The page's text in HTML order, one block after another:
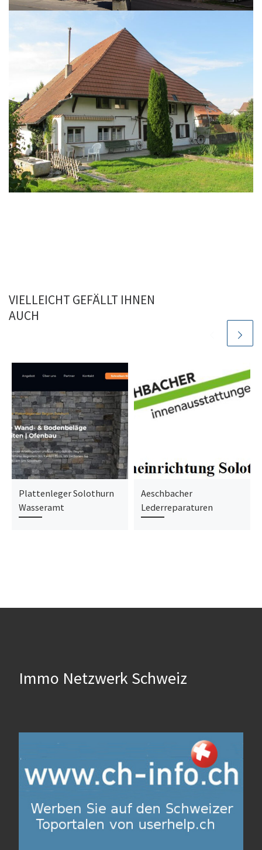
VIELLEICHT GEFÄLLT IHNEN
AUCH
Plattenleger Solothurn
Wasseramt
Aeschbacher
Lederreparaturen
Immo Netzwerk Schweiz